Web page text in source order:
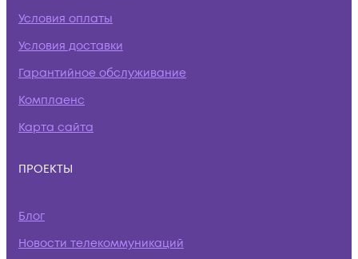
Условия оплаты
Условия доставки
Гарантийное обслуживание
Комплаенс
Карта сайта
ПРОЕКТЫ
Блог
Новости телекоммуникаций